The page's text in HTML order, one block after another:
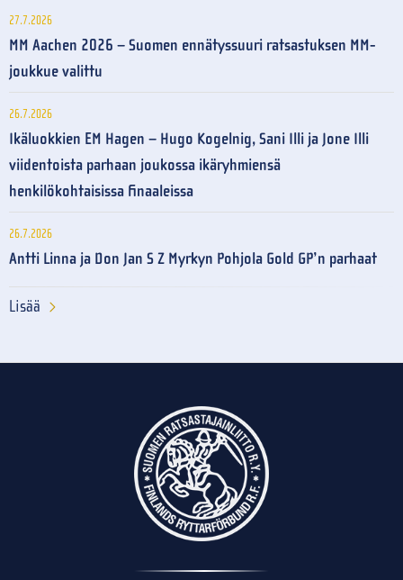
27.7.2026
MM Aachen 2026 – Suomen ennätyssuuri ratsastuksen MM-
joukkue valittu
26.7.2026
Ikäluokkien EM Hagen – Hugo Kogelnig, Sani Illi ja Jone Illi
viidentoista parhaan joukossa ikäryhmiensä
henkilökohtaisissa finaaleissa
26.7.2026
Antti Linna ja Don Jan S Z Myrkyn Pohjola Gold GP’n parhaat
Lisää